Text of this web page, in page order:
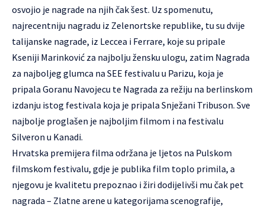
osvojio je nagrade na njih čak šest. Uz spomenutu,
najrecentniju nagradu iz Zelenortske republike, tu su dvije
talijanske nagrade, iz Leccea i Ferrare, koje su pripale
Kseniji Marinković za najbolju žensku ulogu, zatim Nagrada
za najboljeg glumca na SEE festivalu u Parizu, koja je
pripala Goranu Navojecu te Nagrada za režiju na berlinskom
izdanju istog festivala koja je pripala Snježani Tribuson. Sve
najbolje proglašen je najboljim filmom i na festivalu
Silveron u Kanadi.
Hrvatska premijera filma održana je ljetos na Pulskom
filmskom festivalu, gdje je publika film toplo primila, a
njegovu je kvalitetu prepoznao i žiri dodijelivši mu čak pet
nagrada – Zlatne arene u kategorijama scenografije,